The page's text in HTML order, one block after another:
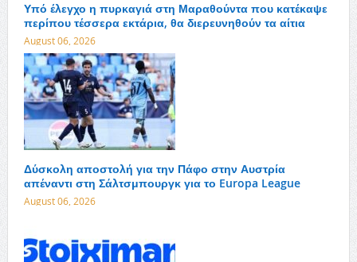
Υπό έλεγχο η πυρκαγιά στη Μαραθούντα που κατέκαψε
περίπου τέσσερα εκτάρια, θα διερευνηθούν τα αίτια
August 06, 2026
Δύσκολη αποστολή για την Πάφο στην Αυστρία
απέναντι στη Σάλτσμπουργκ για το Europa League
August 06, 2026